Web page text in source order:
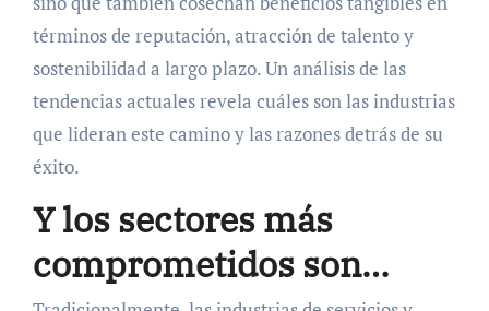
términos de reputación, atracción de talento y
sostenibilidad a largo plazo. Un análisis de las
tendencias actuales revela cuáles son las industrias
que lideran este camino y las razones detrás de su
éxito.
Y los sectores más
comprometidos son…